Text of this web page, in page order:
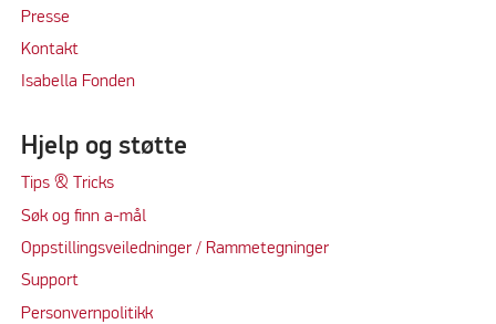
Presse
Kontakt
Isabella Fonden
Hjelp og støtte
Tips & Tricks
Søk og finn a-mål
Oppstillingsveiledninger / Rammetegninger
Support
Personvernpolitikk